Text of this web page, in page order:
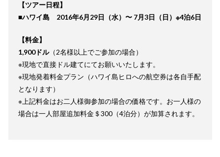
【ツアー日程】
■ハワイ島 2016年6月29日（水）〜 7月3日（日）※4泊6日
【料金】
1,900ドル（2名様以上でご参加の場合）
※現地で直接ドル建てにてお願いいたします。
※現地発着料金プラン（ハワイ島ヒロへの航空券は各自手配
となります）
※上記料金はお二人様御参加の場合の価格です。お一人様の
場合は一人部屋追加料金＄300（4泊分）が加算されます。